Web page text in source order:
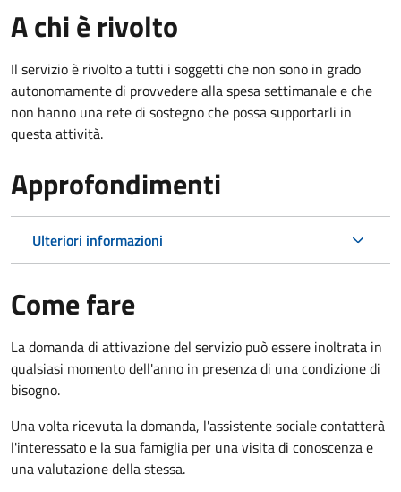
A chi è rivolto
Il servizio è rivolto a tutti i soggetti che non sono in grado
autonomamente di provvedere alla spesa settimanale e che
non hanno una rete di sostegno che possa supportarli in
questa attività.
Approfondimenti
Ulteriori informazioni
Come fare
La domanda di attivazione del servizio può essere inoltrata in
qualsiasi momento dell'anno in presenza di una condizione di
bisogno.
Una volta ricevuta la domanda, l'assistente sociale contatterà
l'interessato e la sua famiglia per una visita di conoscenza e
una valutazione della stessa.